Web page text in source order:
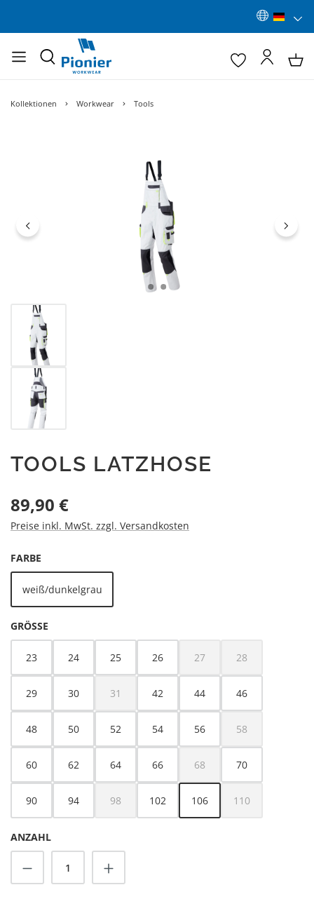
Kollektionen Workwear Tools
TOOLS LATZHOSE
Regulärer Preis:
89,90 €
Preise inkl. MwSt. zzgl. Versandkosten
FARBE
weiß/dunkelgrau
GRÖSSE
23 24 25 26 27
(Diese Option ist zurzeit
28
(Diese Option ist
29 30 31
(Diese Option ist zurzeit nicht verfügbar.)
42 44 46
48 50 52 54 56 58
(Diese Option ist
60 62 64 66 68
(Diese Option ist zurzeit
70
90 94 98
(Diese Option ist zurzeit nicht verfügbar.)
102 106 110
(Diese Option ist
ANZAHL
Produkt Anzahl: Gib den gewünschten